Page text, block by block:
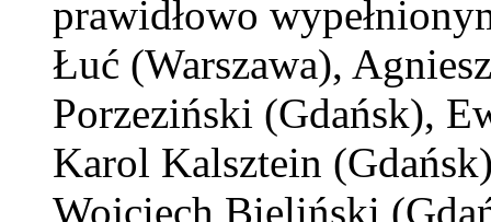
prawidłowo
Łuć (Warszawa),
Porzeziński (Gdańsk),
Karol Kalsztein
Wojciech Bieliński